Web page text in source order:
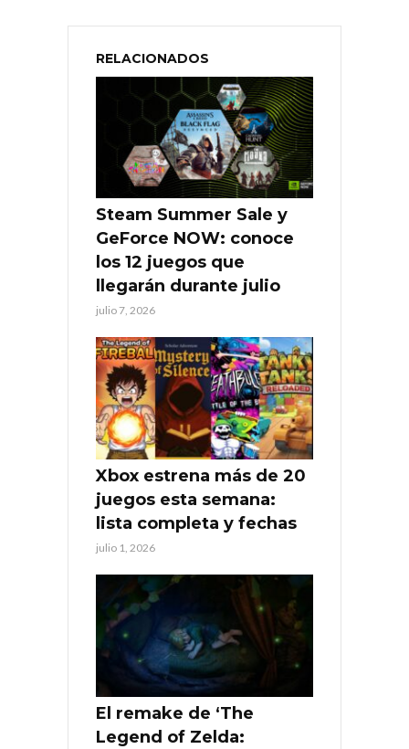
RELACIONADOS
Steam Summer Sale y
GeForce NOW: conoce
los 12 juegos que
llegarán durante julio
julio 7, 2026
Xbox estrena más de 20
juegos esta semana:
lista completa y fechas
julio 1, 2026
El remake de ‘The
Legend of Zelda: